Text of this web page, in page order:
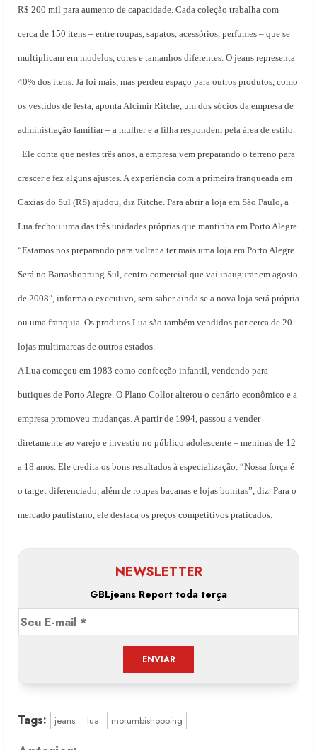
R$ 200 mil para aumento de capacidade. Cada coleção trabalha com
cerca de 150 itens – entre roupas, sapatos, acessórios, perfumes – que se
multiplicam em modelos, cores e tamanhos diferentes. O jeans representa
40% dos itens. Já foi mais, mas perdeu espaço para outros produtos, como
os vestidos de festa, aponta Alcimir Ritche, um dos sócios da empresa de
administração familiar – a mulher e a filha respondem pela área de estilo.
Ele conta que nestes três anos, a empresa vem preparando o terreno para
crescer e fez alguns ajustes. A experiência com a primeira franqueada em
Caxias do Sul (RS) ajudou, diz Ritche. Para abrir a loja em São Paulo, a
Lua fechou uma das três unidades próprias que mantinha em Porto Alegre.
“Estamos nos preparando para voltar a ter mais uma loja em Porto Alegre.
Será no Barrashopping Sul, centro comercial que vai inaugurar em agosto
de 2008″, informa o executivo, sem saber ainda se a nova loja será própria
ou uma franquia. Os produtos Lua são também vendidos por cerca de 20
lojas multimarcas de outros estados.
A Lua começou em 1983 como confecção infantil, vendendo para
butiques de Porto Alegre. O Plano Collor alterou o cenário econômico e a
empresa promoveu mudanças. A partir de 1994, passou a vender
diretamente ao varejo e investiu no público adolescente – meninas de 12
a 18 anos. Ele credita os bons resultados à especialização. “Nossa força é
o target diferenciado, além de roupas bacanas e lojas bonitas”, diz. Para o
mercado paulistano, ele destaca os preços competitivos praticados.
NEWSLETTER
GBLjeans Report toda terça
Tags: jeans lua morumbishopping